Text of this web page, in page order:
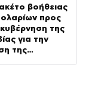
βοήθειας
προς
της
για την
της